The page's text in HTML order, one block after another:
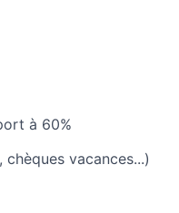
à 60%
vacances...)